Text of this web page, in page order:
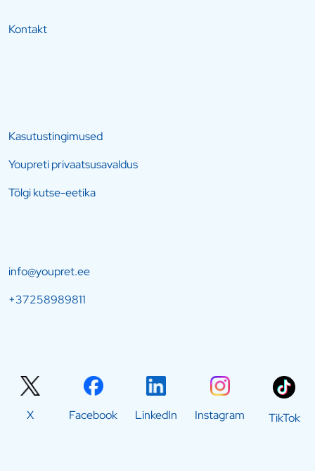
Kontakt
Kasutustingimused
Youpreti privaatsusavaldus
Tõlgi kutse-eetika
info@youpret.ee
+37258989811
X Facebook LinkedIn Instagram TikTok